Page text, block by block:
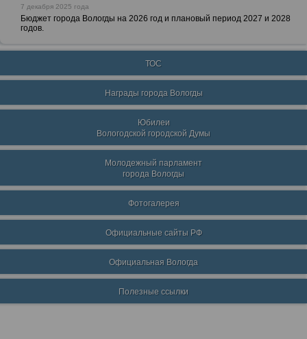
7 декабря 2025 года
Бюджет города Вологды на 2026 год и плановый период 2027 и 2028
годов.
ТОС
Награды города Вологды
Юбилеи
Вологодской городской Думы
Молодежный парламент
города Вологды
Фотогалерея
Официальные сайты РФ
Официальная Вологда
Полезные ссылки